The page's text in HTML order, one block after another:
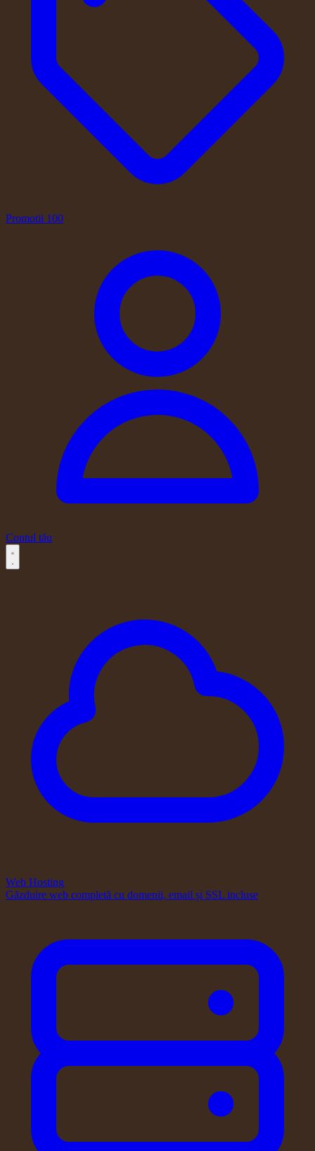
Promotii 100
Contul tău
Web Hosting
Găzduire web completă cu domenii, email și SSL incluse